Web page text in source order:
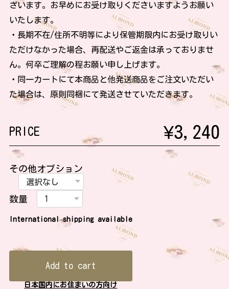
ざいます。お早めにお受け取りくださいますようお願い
いたします。
・長期不在/住所不明等により保管期限内にお受け取りい
ただけなかった場合、再配送やご返金は承っておりませ
ん。何卒ご理解の程お願い申し上げます。
・同一カートにて本商品と他発送商品をご注文いただい
た場合は、原則同梱にて発送させていただきます。
PRICE ¥3,240
その他オプション
数量
International shipping available
Add to cart
日本国内にお住まいの方向け